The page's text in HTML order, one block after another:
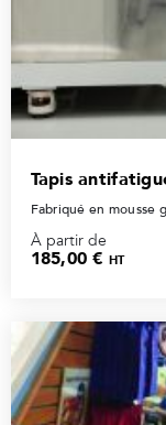
Tapis
Fabriqué en mousse
À partir de
185,00 €HT